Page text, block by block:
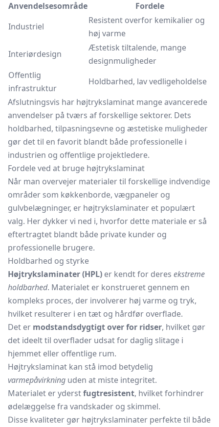
Anvendelsesområde
Fordele
Industriel
Resistent overfor kemikalier og
høj varme
Interiørdesign
Æstetisk tiltalende, mange
designmuligheder
Offentlig
infrastruktur
Holdbarhed, lav vedligeholdelse
Afslutningsvis har højtrykslaminat mange avancerede
anvendelser på tværs af forskellige sektorer. Dets
holdbarhed, tilpasningsevne og æstetiske muligheder
gør det til en favorit blandt både professionelle i
industrien og offentlige projektledere.
Fordele ved at bruge højtrykslaminat
Når man overvejer materialer til forskellige indvendige
områder som køkkenborde, vægpaneler og
gulvbelægninger, er højtrykslaminater et populært
valg. Her dykker vi ned i, hvorfor dette materiale er så
eftertragtet blandt både private kunder og
professionelle brugere.
Holdbarhed og styrke
Højtrykslaminater (HPL) er kendt for deres ekstreme
holdbarhed. Materialet er konstrueret gennem en
kompleks proces, der involverer høj varme og tryk,
hvilket resulterer i en tæt og hårdfør overflade.
Det er modstandsdygtigt over for ridser, hvilket gør
det ideelt til overflader udsat for daglig slitage i
hjemmet eller offentlige rum.
Højtrykslaminat kan stå imod betydelig
varmepåvirkning uden at miste integritet.
Materialet er yderstfugtresistent, hvilket forhindrer
ødelæggelse fra vandskader og skimmel.
Disse kvaliteter gør højtrykslaminater perfekte til både